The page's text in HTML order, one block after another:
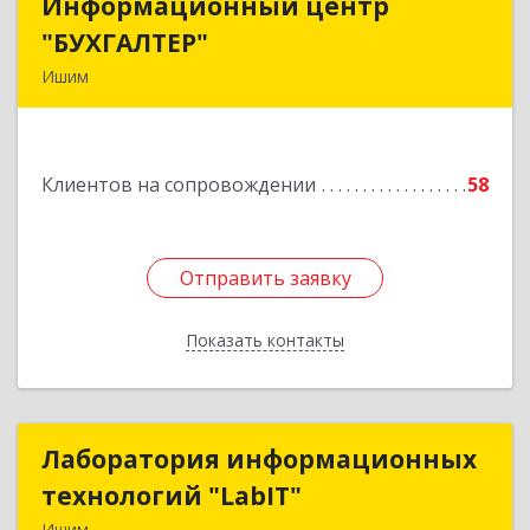
"БУХГАЛТЕР"
Ишим
Клиентов на сопровождении 58
Отправить заявку
Показать контакты
Подробнее
Отправить заявку
Назад
Лаборатория информационных
технологий "LabIT"
Лаборатория информационных
технологий "LabIT"